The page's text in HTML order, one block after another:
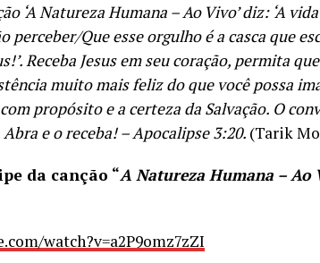
‘A Natureza Humana – Ao Vivo’ diz: ‘A
perceber/Que esse orgulho é a casca que
Receba Jesus em seu coração, permita
muito mais feliz do que você possa
propósito e a certeza da Salvação. O
e o receba! – Apocalipse 3:20. (Tarik
da canção “A Natureza Humana – Ao
watch?v=a2P9omz7zZI